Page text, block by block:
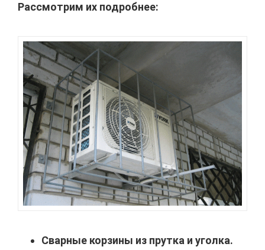
Рассмотрим их подробнее:
Сварные корзины из прутка и уголка.